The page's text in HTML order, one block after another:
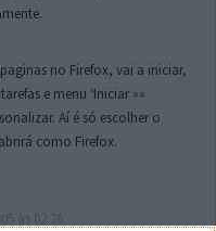
no Firefox, vai a iniciar,
e menu ‘Iniciar »»
Aí é só escolher o
como Firefox.